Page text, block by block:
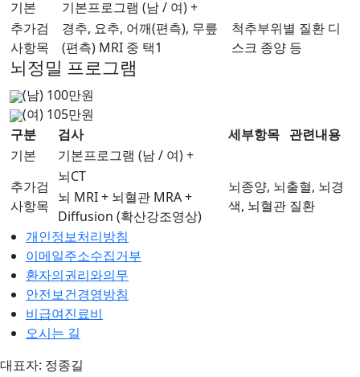
기본
기본프로그램 (남 / 여) +
추가검
사항목
경추, 요추, 어깨(편측), 무릎
(편측) MRI 중 택1
척추부위별 질환 디
스크 종양 등
뇌정밀 프로그램
(남) 100만원
(여) 105만원
구분
검사 세부항목 관련내용
기본
기본프로그램 (남 / 여) +
추가검
사항목
뇌CT
뇌종양, 뇌출혈, 뇌경
색, 뇌혈관 질환
뇌 MRI + 뇌혈관 MRA +
Diffusion (확산강조영상)
개인정보처리방침
이메일주소수집거부
환자의권리와의무
안전보건경영방침
비급여진료비
오시는 길
대표자: 정종길